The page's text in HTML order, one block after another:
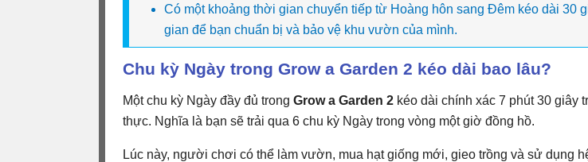
Có một khoảng thời gian chuyển tiếp từ Hoàng hôn sang Đêm kéo dài 30
gian để bạn chuẩn bị và bảo vệ khu vườn của mình.
Chu kỳ Ngày trong Grow a Garden 2 kéo dài bao lâu?
Một chu kỳ Ngày đầy đủ trong Grow a Garden 2 kéo dài chính xác 7 phút 30 giây
thực. Nghĩa là bạn sẽ trải qua 6 chu kỳ Ngày trong vòng một giờ đồng hồ.
Lúc này, người chơi có thể làm vườn, mua hạt giống mới, gieo trồng và sử dụng